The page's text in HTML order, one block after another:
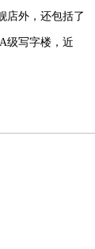
店外，还包括了
级写字楼，近